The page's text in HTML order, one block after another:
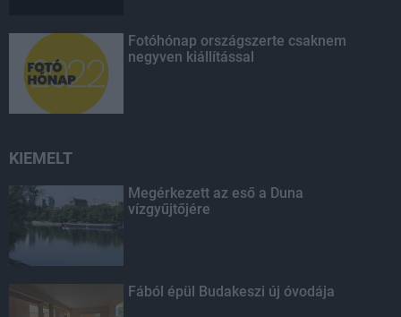
Fotóhónap országszerte csaknem
negyven kiállítással
KIEMELT
Megérkezett az eső a Duna
vízgyűjtőjére
Fából épül Budakeszi új óvodája